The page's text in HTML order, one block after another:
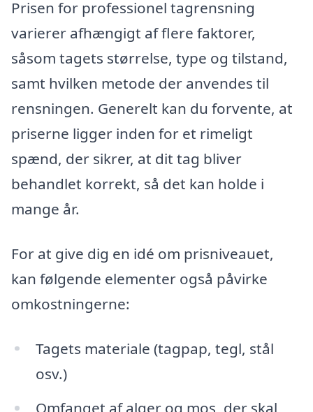
Prisen for professionel tagrensning
varierer afhængigt af flere faktorer,
såsom tagets størrelse, type og tilstand,
samt hvilken metode der anvendes til
rensningen. Generelt kan du forvente, at
priserne ligger inden for et rimeligt
spænd, der sikrer, at dit tag bliver
behandlet korrekt, så det kan holde i
mange år.
For at give dig en idé om prisniveauet,
kan følgende elementer også påvirke
omkostningerne:
Tagets materiale (tagpap, tegl, stål
osv.)